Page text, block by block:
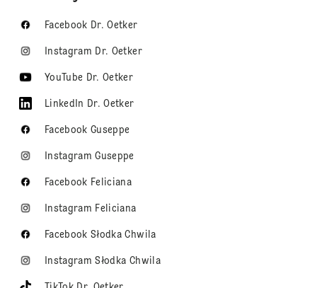
Facebook Dr. Oetker
Instagram Dr. Oetker
YouTube Dr. Oetker
LinkedIn Dr. Oetker
Facebook Guseppe
Instagram Guseppe
Facebook Feliciana
Instagram Feliciana
Facebook Słodka Chwila
Instagram Słodka Chwila